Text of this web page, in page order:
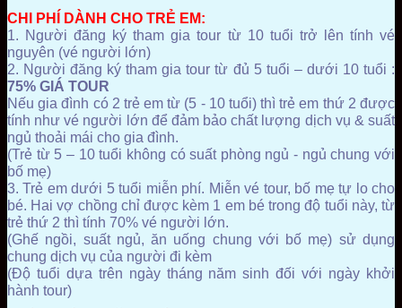
CHI PHÍ DÀNH CHO TRẺ EM:
1. Người đăng ký tham gia tour từ 10 tuổi trở lên tính vé
nguyên (vé người lớn)
2. Người đăng ký tham gia tour từ đủ 5 tuổi – dưới 10 tuổi :
75% GIÁ TOUR
Nếu gia đình có 2 trẻ em từ (5 - 10 tuổi) thì trẻ em thứ 2 được
tính như vé người lớn để đảm bảo chất lượng dịch vụ & suất
ngủ thoải mái cho gia đình.
(Trẻ từ 5 – 10 tuổi không có suất phòng ngủ - ngủ chung với
bố mẹ)
3. Trẻ em dưới 5 tuổi miễn phí. Miễn vé tour, bố mẹ tự lo cho
bé. Hai vợ chồng chỉ được kèm 1 em bé trong độ tuổi này, từ
trẻ thứ 2 thì tính 70% vé người lớn.
(Ghế ngồi, suất ngủ, ăn uống chung với bố mẹ) sử dụng
chung dịch vụ của người đi kèm
(Độ tuổi dựa trên ngày tháng năm sinh đối với ngày khởi
hành tour)